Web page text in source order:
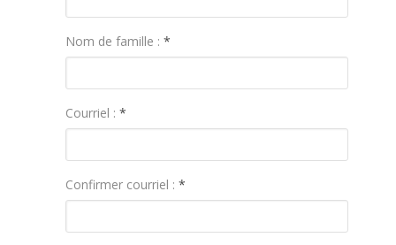
Nom de famille : *
Courriel : *
Confirmer courriel : *